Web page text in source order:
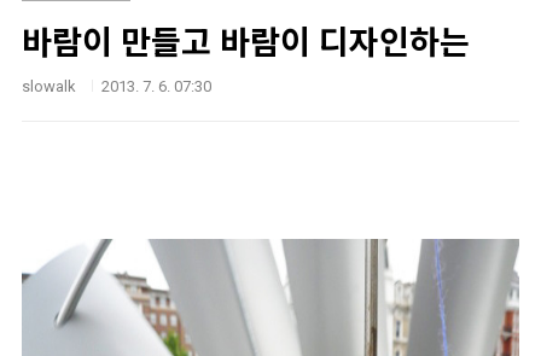
바람이 만들고 바람이 디자인하는
slowalk 2013. 7. 6. 07:30